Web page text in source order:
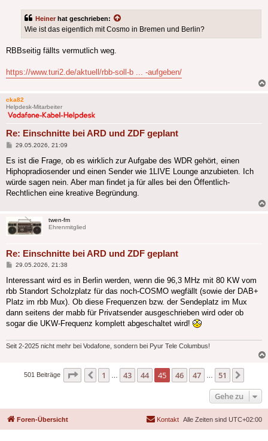
Heiner hat geschrieben:
Wie ist das eigentlich mit Cosmo in Bremen und Berlin?
RBBseitig fällts vermutlich weg.
https://www.turi2.de/aktuell/rbb-soll-b ... -aufgeben/
cka82
Helpdesk-Mitarbeiter
Re: Einschnitte bei ARD und ZDF geplant
Beitrag
29.05.2026, 21:09
Es ist die Frage, ob es wirklich zur Aufgabe des WDR gehört, einen
Hiphopradiosender und einen Sender wie 1LIVE Lounge anzubieten. Ich
würde sagen nein. Aber man findet ja für alles bei den Öffentlich-
Rechtlichen eine kreative Begründung.
twen-fm
Ehrenmitglied
Re: Einschnitte bei ARD und ZDF geplant
Beitrag
29.05.2026, 21:38
Interessant wird es in Berlin werden, wenn die 96,3 MHz mit 80 KW vom
rbb Standort Scholzplatz für das noch-COSMO wegfällt (sowie der DAB+
Platz im rbb Mux). Ob diese Frequenzen bzw. der Sendeplatz im Mux
dann seitens der mabb für Privatsender ausgeschrieben wird oder ob
sogar die UKW-Frequenz komplett abgeschaltet wird!
Seit 2-2025 nicht mehr bei Vodafone, sondern bei Pyur Tele Columbus!
501 Beiträge Seite 45 von51
Vorherige
1 43 44 45 46 47 51
Gehe zu
Foren-Übersicht Alle Zeiten sind UTC+02:00
Kontakt